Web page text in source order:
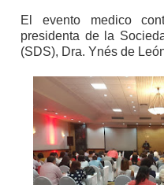
El evento medico
presidenta de la
(SDS), Dra. Ynés de